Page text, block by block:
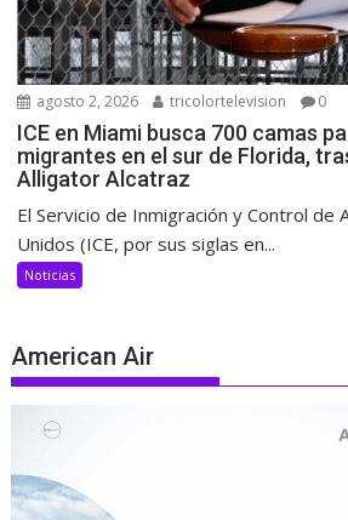
agosto 2, 2026 tricolortelevision 0
ICE en Miami busca 700 camas
migrantes en el sur de Florida,
Alligator Alcatraz
El Servicio de Inmigración y Control de
Unidos (ICE, por sus siglas en...
Noticias
American Air